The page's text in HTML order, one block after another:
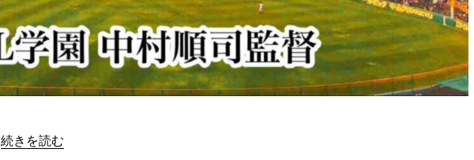
“「選手のやる気を引き出すには、感情的なものの言い方は絶対ダメだ」／ PL学園
続きを読む